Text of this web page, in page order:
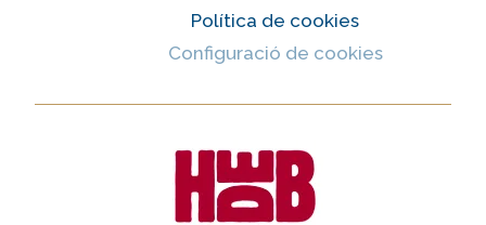
Política de cookies
Configuració de cookies